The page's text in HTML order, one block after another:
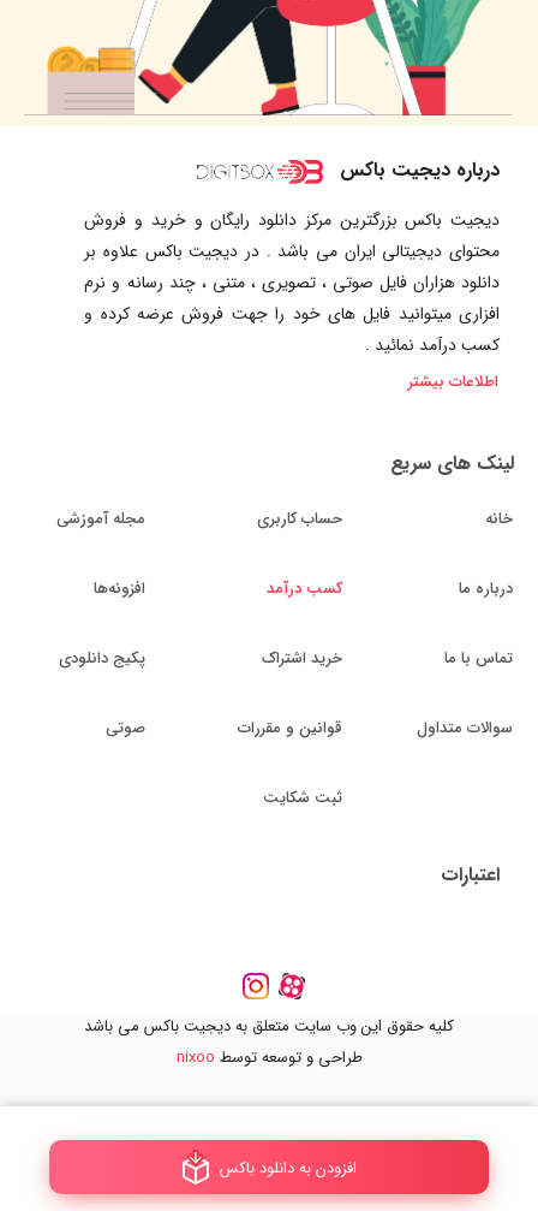
افزودن به دانلود باکس
درباره دیجیت باکس
دیجیت باکس بزرگترین مرکز دانلود رایگان و خرید و فروش
محتوای دیجیتالی ایران می باشد . در دیجیت باکس علاوه بر
دانلود هزاران فایل صوتی ، تصویری ، متنی ، چند رسانه و نرم
افزاری میتوانید فایل های خود را جهت فروش عرضه کرده و
کسب درآمد نمائید .
اطلاعات بیشتر
لینک های سریع
خانه
درباره ما
تماس با ما
سوالات متداول
حساب کاربری
کسب درآمد
خرید اشتراک
قوانین و مقررات
ثبت شکایت
مجله آموزشی
افزونه‌ها
پکیج دانلودی
صوتی
اعتبارات
کلیه حقوق این وب سایت متعلق به دیجیت باکس می باشد
طراحی و توسعه توسط nixoo